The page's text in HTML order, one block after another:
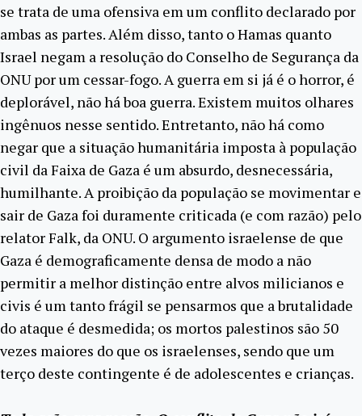
se trata de uma ofensiva em um conflito declarado por
ambas as partes. Além disso, tanto o Hamas quanto
Israel negam a resolução do Conselho de Segurança da
ONU por um cessar-fogo. A guerra em si já é o horror, é
deplorável, não há boa guerra. Existem muitos olhares
ingênuos nesse sentido. Entretanto, não há como
negar que a situação humanitária imposta à população
civil da Faixa de Gaza é um absurdo, desnecessária,
humilhante. A proibição da população se movimentar e
sair de Gaza foi duramente criticada (e com razão) pelo
relator Falk, da ONU. O argumento israelense de que
Gaza é demograficamente densa de modo a não
permitir a melhor distinção entre alvos milicianos e
civis é um tanto frágil se pensarmos que a brutalidade
do ataque é desmedida; os mortos palestinos são 50
vezes maiores do que os israelenses, sendo que um
terço deste contingente é de adolescentes e crianças.